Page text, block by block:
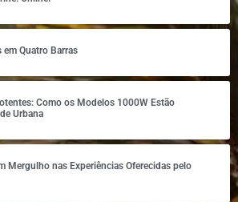
em Quatro Barras
Como os Modelos 1000W Estão
Urbana
Mergulho nas Experiências Oferecidas pelo